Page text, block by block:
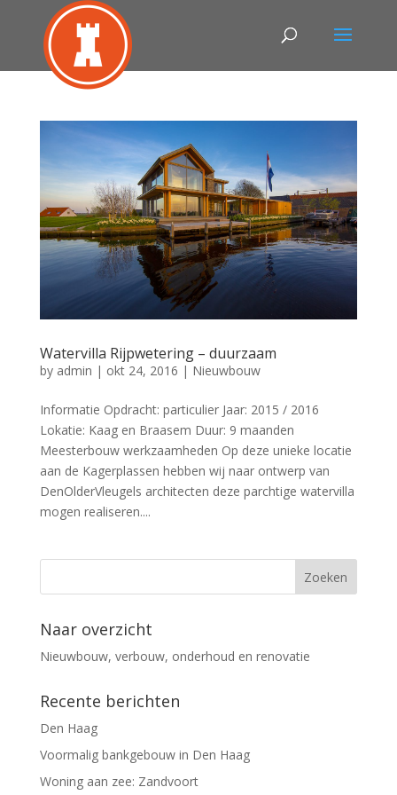
Watervilla Rijpwetering – duurzaam
by admin | okt 24, 2016 | Nieuwbouw
Informatie Opdracht: particulier Jaar: 2015 / 2016
Lokatie: Kaag en Braasem Duur: 9 maanden
Meesterbouw werkzaamheden Op deze unieke locatie
aan de Kagerplassen hebben wij naar ontwerp van
DenOlderVleugels architecten deze parchtige watervilla
mogen realiseren....
Naar overzicht
Nieuwbouw, verbouw, onderhoud en renovatie
Recente berichten
Den Haag
Voormalig bankgebouw in Den Haag
Woning aan zee: Zandvoort